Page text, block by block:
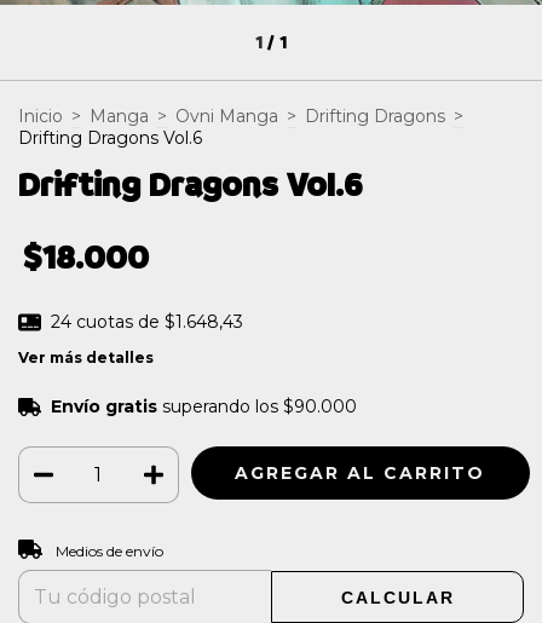
1/1
Inicio > Manga > Ovni Manga > Drifting Dragons >
Drifting Dragons Vol.6
Drifting Dragons Vol.6
$18.000
24 cuotas de $1.648,43
Ver más detalles
Envío gratis superando los $90.000
Entregas para el CP:
Medios de envío
CALCULAR